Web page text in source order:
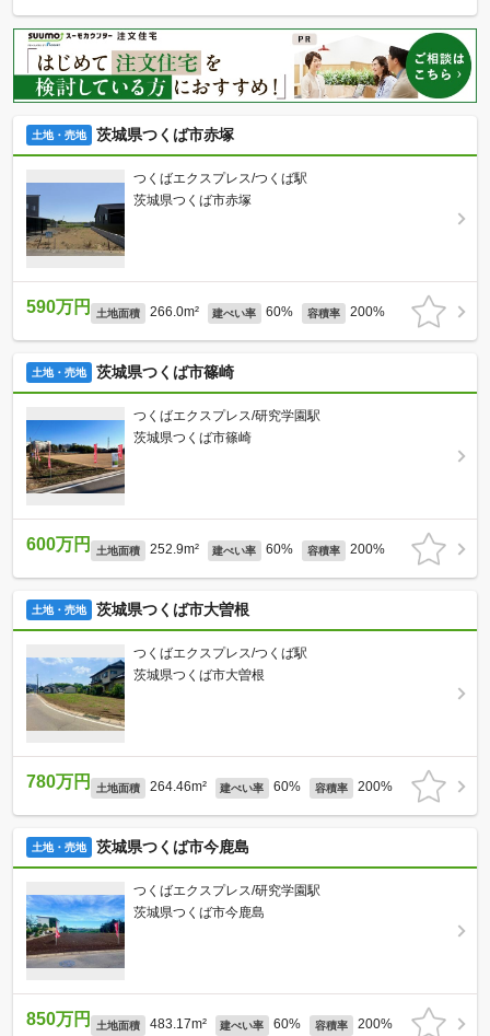
土地・売地 茨城県つくば市赤塚
つくばエクスプレス/つくば駅
茨城県つくば市赤塚
590万円 土地面積 266.0m² 建ぺい率 60% 容積率 200%
土地・売地 茨城県つくば市篠崎
つくばエクスプレス/研究学園駅
茨城県つくば市篠崎
600万円 土地面積 252.9m² 建ぺい率 60% 容積率 200%
土地・売地 茨城県つくば市大曽根
つくばエクスプレス/つくば駅
茨城県つくば市大曽根
780万円 土地面積 264.46m² 建ぺい率 60% 容積率 200%
土地・売地 茨城県つくば市今鹿島
つくばエクスプレス/研究学園駅
茨城県つくば市今鹿島
850万円 土地面積 483.17m² 建ぺい率 60% 容積率 200%